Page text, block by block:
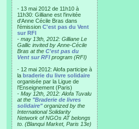
- 13 mai 2012 de 11h10 à
11h30: Gilliane est l'invitée
d'Anne Cécile Bras dans
l'émission C'est pas du Vent
sur RFI
- may 13th, 2012: Gilliane Le
Gallic invited by Anne-Cécile
Bras at the C'est pas du
Vent sur RFI program (RFI)
- 12 mai 2012: Alofa participe à
la braderie du livre solidaire
organisée par la Ligue de
l'Enseignement (Paris)
- May 12th, 2012: Alofa Tuvalu
at the "Braderie de livres
solidaire"organized by the
International Solidarity
Network of NGOs AT belongs
to. (Blanqui Market, Paris 13e)